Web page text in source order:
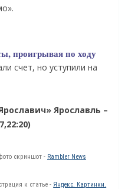
проигрывая по ходу
счет, но уступили на
Ярославль –
скриншот - Rambler News
к статье - Яндекс. Картинки.